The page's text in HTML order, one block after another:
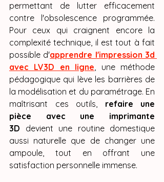
permettant de lutter efficacement
contre l'obsolescence programmée.
Pour ceux qui craignent encore la
complexité technique, il est tout à fait
possible d'apprendre l'impression 3d
avec LV3D en ligne, une méthode
pédagogique qui lève les barrières de
la modélisation et du paramétrage. En
maîtrisant ces outils, refaire une
pièce avec une imprimante
3D devient une routine domestique
aussi naturelle que de changer une
ampoule, tout en offrant une
satisfaction personnelle immense.